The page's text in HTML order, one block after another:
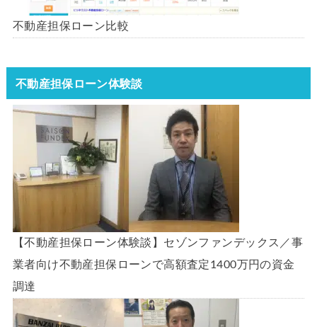
不動産担保ローン比較
不動産担保ローン体験談
【不動産担保ローン体験談】セゾンファンデックス／事
業者向け不動産担保ローンで高額査定1400万円の資金
調達